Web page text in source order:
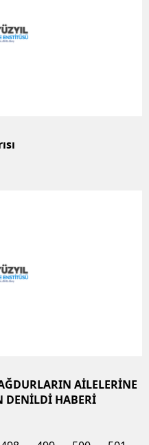
AİLELERİNE
DENİLDİ HABERİ